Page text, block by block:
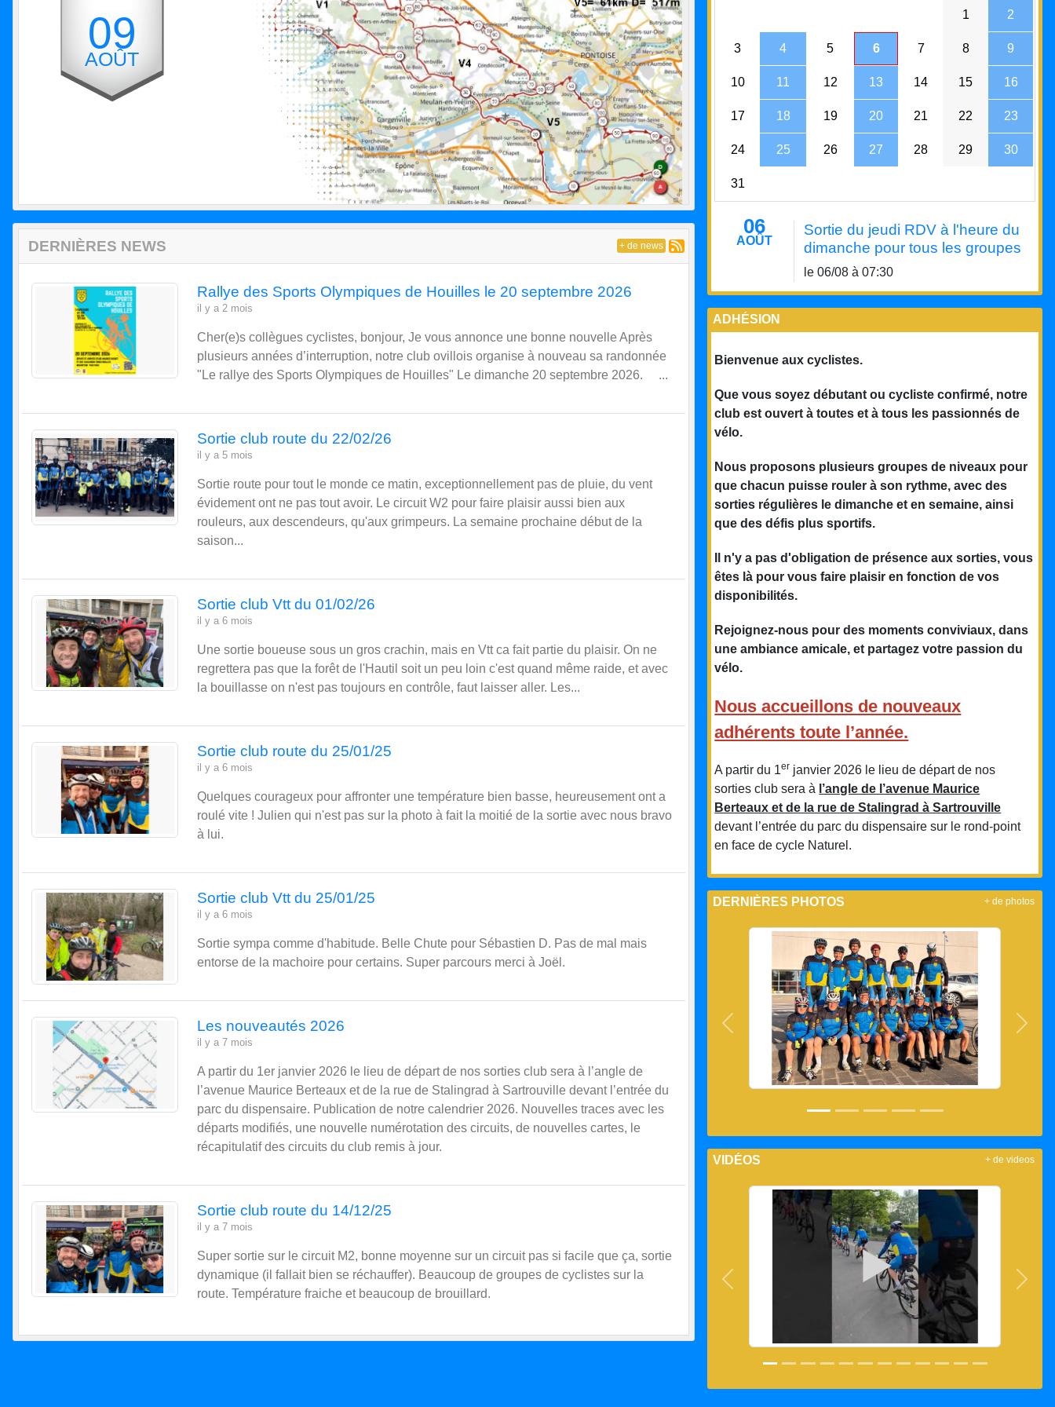
09
AOÛT
DERNIÈRES NEWS
Rallye des Sports Olympiques de Houilles le 20 septembre 2026
il y a 2 mois
Cher(e)s collègues cyclistes, bonjour, Je vous annonce une bonne nouvelle Après
plusieurs années d’interruption, notre club ovillois organise à nouveau sa randonnée
"Le rallye des Sports Olympiques de Houilles" Le dimanche 20 septembre 2026. ...
Sortie club route du 22/02/26
il y a 5 mois
Sortie route pour tout le monde ce matin, exceptionnellement pas de pluie, du vent
évidement ont ne pas tout avoir. Le circuit W2 pour faire plaisir aussi bien aux
rouleurs, aux descendeurs, qu'aux grimpeurs. La semaine prochaine début de la
saison...
Sortie club Vtt du 01/02/26
il y a 6 mois
Une sortie boueuse sous un gros crachin, mais en Vtt ca fait partie du plaisir. On ne
regrettera pas que la forêt de l'Hautil soit un peu loin c'est quand même raide, et avec
la bouillasse on n'est pas toujours en contrôle, faut laisser aller. Les...
Sortie club route du 25/01/25
il y a 6 mois
Quelques courageux pour affronter une température bien basse, heureusement ont a
roulé vite ! Julien qui n'est pas sur la photo à fait la moitié de la sortie avec nous bravo
à lui.
Sortie club Vtt du 25/01/25
il y a 6 mois
Sortie sympa comme d'habitude. Belle Chute pour Sébastien D. Pas de mal mais
entorse de la machoire pour certains. Super parcours merci à Joël.
Les nouveautés 2026
il y a 7 mois
A partir du 1er janvier 2026 le lieu de départ de nos sorties club sera à l’angle de
l’avenue Maurice Berteaux et de la rue de Stalingrad à Sartrouville devant l’entrée du
parc du dispensaire. Publication de notre calendrier 2026. Nouvelles traces avec les
départs modifiés, une nouvelle numérotation des circuits, de nouvelles cartes, le
récapitulatif des circuits du club remis à jour.
Sortie club route du 14/12/25
il y a 7 mois
Super sortie sur le circuit M2, bonne moyenne sur un circuit pas si facile que ça, sortie
dynamique (il fallait bien se réchauffer). Beaucoup de groupes de cyclistes sur la
route. Température fraiche et beaucoup de brouillard.
+ de news
1 2
3 4 5 6 7 8 9
10 11 12 13 14 15 16
17 18 19 20 21 22 23
24 25 26 27 28 29 30
31
06
AOÛT
Sortie du jeudi RDV à l'heure du
dimanche pour tous les groupes
le 06/08 à 07:30
ADHÉSION
Bienvenue aux cyclistes.
Que vous soyez débutant ou cycliste confirmé, notre
club est ouvert à toutes et à tous les passionnés de
vélo.
Nous proposons plusieurs groupes de niveaux pour
que chacun puisse rouler à son rythme, avec des
sorties régulières le dimanche et en semaine, ainsi
que des défis plus sportifs.
Il n'y a pas d'obligation de présence aux sorties, vous
êtes là pour vous faire plaisir en fonction de vos
disponibilités.
Rejoignez-nous pour des moments conviviaux, dans
une ambiance amicale, et partagez votre passion du
vélo.
Nous accueillons de nouveaux
adhérents toute l’année.
A partir du 1er janvier 2026 le lieu de départ de nos
sorties club sera à l’angle de l’avenue Maurice
Berteaux et de la rue de Stalingrad à Sartrouville
devant l’entrée du parc du dispensaire sur le rond-point
en face de cycle Naturel.
DERNIÈRES PHOTOS
Précedent
+ de photos
VIDÉOS
Précedent
+ de videos